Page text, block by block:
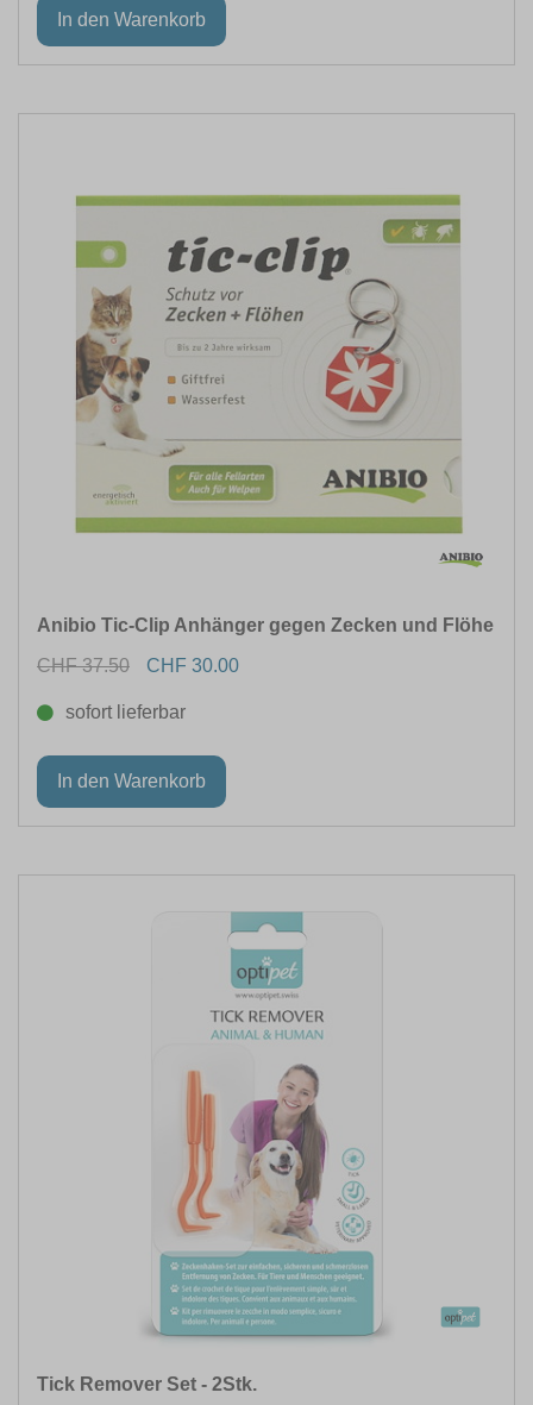
Anibio Tic-Clip Anhänger gegen Zecken und Flöhe
CHF 37.50
CHF 30.00
sofort lieferbar
Tick Remover Set - 2Stk.